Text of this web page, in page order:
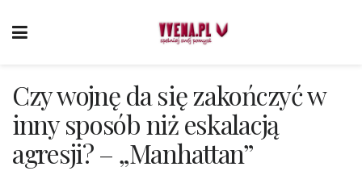
Czy wojnę da się zakończyć w
inny sposób niż eskalacją
agresji? – „Manhattan”